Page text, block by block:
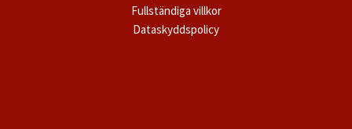
Fullständiga villkor
Dataskyddspolicy